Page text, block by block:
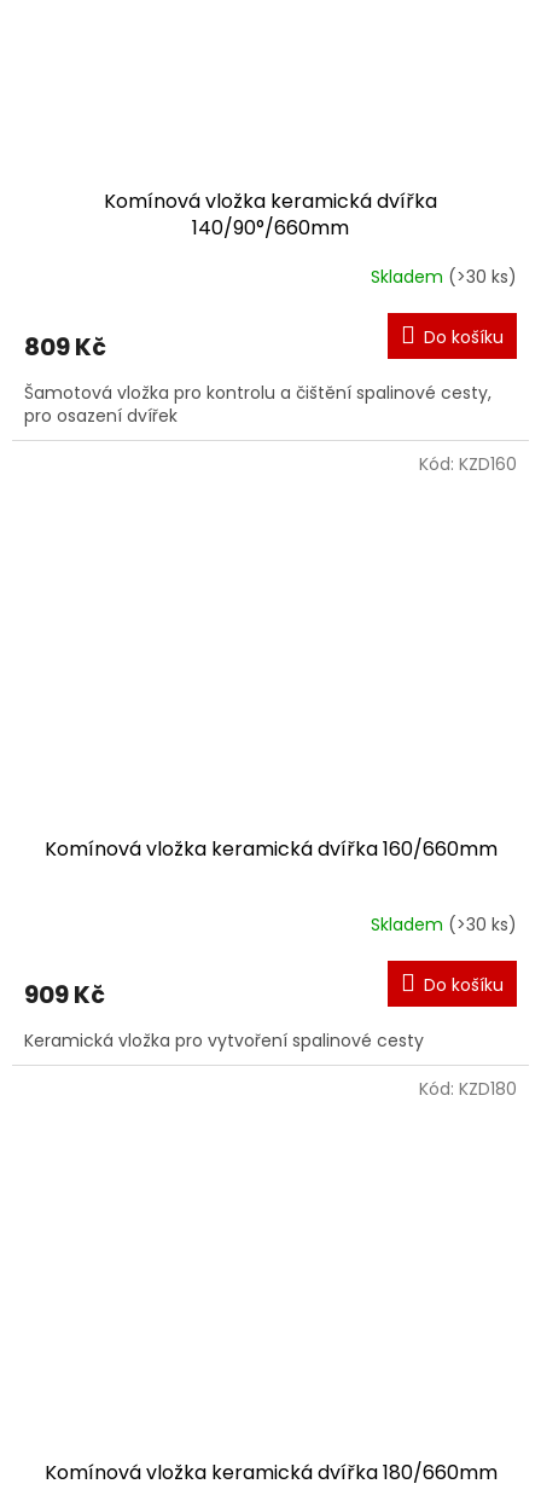
Komínová vložka keramická dvířka
140/90°/660mm
Skladem (>30 ks)
809 Kč Do košíku
Šamotová vložka pro kontrolu a čištění spalinové cesty,
pro osazení dvířek
Komínová vložka keramická dvířka 160/660mm
Skladem (>30 ks)
909 Kč Do košíku
Keramická vložka pro vytvoření spalinové cesty
Kód: KZD160
Komínová vložka keramická dvířka 180/660mm
Kód: KZD180